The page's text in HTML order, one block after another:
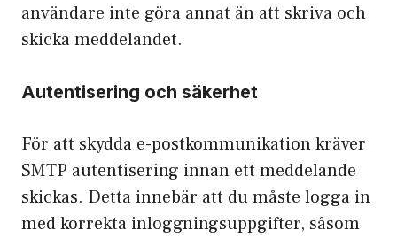
användare inte göra annat än att skriva och
skicka meddelandet.
Autentisering och säkerhet
För att skydda e-postkommunikation kräver
SMTP autentisering innan ett meddelande
skickas. Detta innebär att du måste logga in
med korrekta inloggningsuppgifter, såsom